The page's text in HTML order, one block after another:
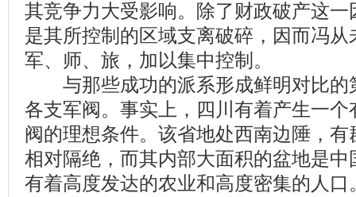
其竞争力大受影响。除了财政破产这
是其所控制的区域支离破碎，因而冯
军、师、旅，加以集中控制。
与那些成功的派系形成鲜明对比的
各支军阀。事实上，四川有着产生一
阀的理想条件。该省地处西南边陲，
相对隔绝，而其内部大面积的盆地是
有着高度发达的农业和高度密集的人